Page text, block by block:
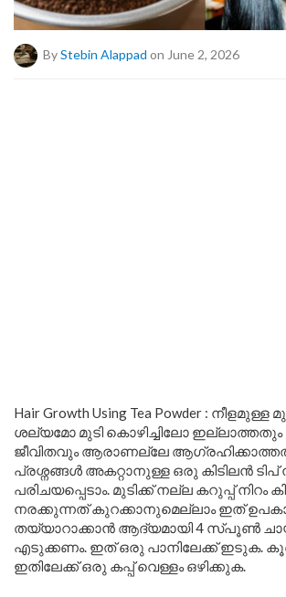
ByStebin Alappad on June 2, 2026
Hair Growth Using Tea Powder :
ശല്യമോ മുടി കൊഴിച്ചിലോ
ജീവിതവും ആരാണല്ലേ
പ്രശ്നങ്ങൾ അകറ്റാനുള്ള ഒരു കിടിലൻ ടിപ്
പരിചയപ്പെടാം. മുടിക്ക് നല്ല കറുപ്പ് നിറം
നരക്കുന്നത് കുറക്കാനുമെല്ലാം ഇത്
തയ്യാറാക്കാൻ ആദ്യമായി 4 സ്പൂൺ
എടുക്കണം. ഇത് ഒരു പാനിലേക്ക് ഇടുക.
ഇതിലേക്ക് ഒരു കപ്പ് വെള്ളം ഒഴിക്കുക.